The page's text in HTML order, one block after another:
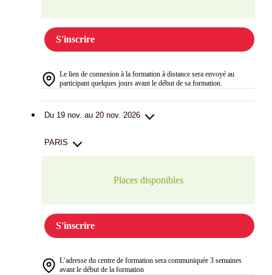
S'inscrire
Le lien de connexion à la formation à distance sera envoyé au
participant quelques jours avant le début de sa formation.
Du 19 nov. au 20 nov. 2026
PARIS
Places disponibles
S'inscrire
L’adresse du centre de formation sera communiquée 3 semaines
avant le début de la formation